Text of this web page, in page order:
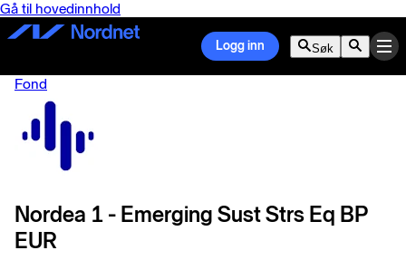
Gå til hovedinnhold
Logg inn Søk
Fond
Nordea 1 - Emerging Sust Strs Eq BP
EUR